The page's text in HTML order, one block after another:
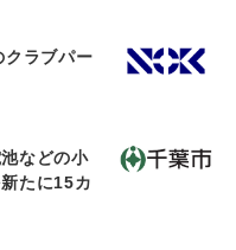
クラブパー
などの小
たに15カ